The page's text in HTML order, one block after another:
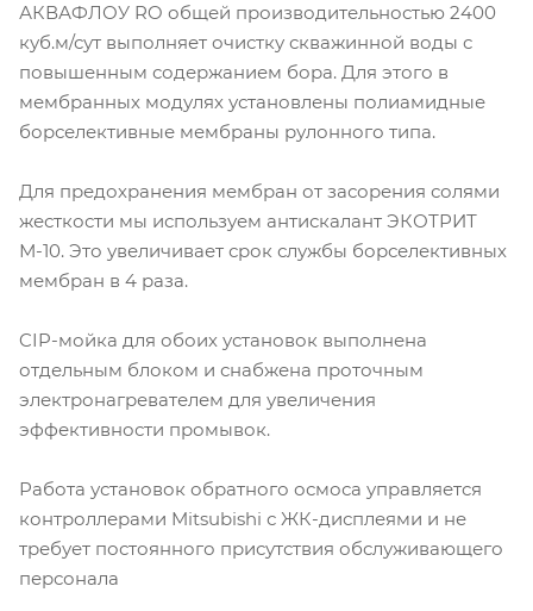
АКВАФЛОУ RO общей производительностью 2400
куб.м/сут выполняет очистку скважинной воды с
повышенным содержанием бора. Для этого в
мембранных модулях установлены полиамидные
борселективные мембраны рулонного типа.
Для предохранения мембран от засорения солями
жесткости мы используем антискалант ЭКОТРИТ
М-10. Это увеличивает срок службы борселективных
мембран в 4 раза.
CIP-мойка для обоих установок выполнена
отдельным блоком и снабжена проточным
электронагревателем для увеличения
эффективности промывок.
Работа установок обратного осмоса управляется
контроллерами Mitsubishi с ЖК-дисплеями и не
требует постоянного присутствия обслуживающего
персонала